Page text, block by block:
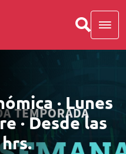
· Lunes
· Desde las